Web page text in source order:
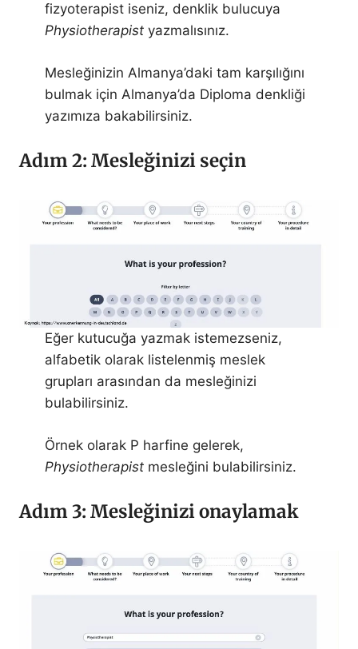
fizyoterapist iseniz, denklik bulucuya
Physiotherapist yazmalısınız.
Mesleğinizin Almanya’daki tam karşılığını
bulmak için Almanya’da Diploma denkliği
yazımıza bakabilirsiniz.
Adım 2: Mesleğinizi seçin
Eğer kutucuğa yazmak istemezseniz,
alfabetik olarak listelenmiş meslek
grupları arasından da mesleğinizi
bulabilirsiniz.
Örnek olarak P harfine gelerek,
Physiotherapist mesleğini bulabilirsiniz.
Adım 3: Mesleğinizi onaylamak